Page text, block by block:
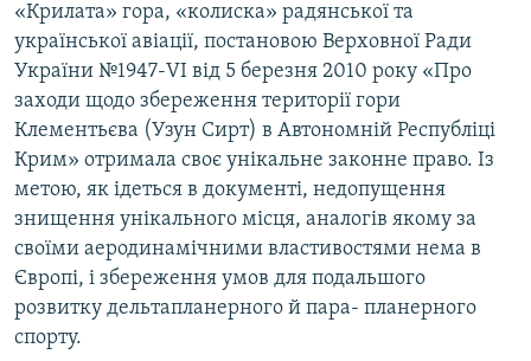
«Крилата» гора, «колиска» радянської та
української авіації, постановою Верховної Ради
України №1947-VI від 5 березня 2010 року «Про
заходи щодо збереження території гори
Клементьєва (Узун Сирт) в Автономній Республіці
Крим» отримала своє унікальне законне право. Із
метою, як ідеться в документі, недопущення
знищення унікального місця, аналогів якому за
своїми аеродинамічними властивостями нема в
Європі, і збереження умов для подальшого
розвитку дельтапланерного й пара- планерного
спорту.